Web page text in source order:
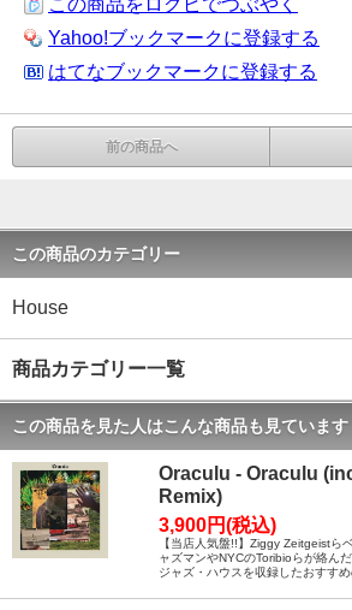
Yahoo!ブックマークに登録する
はてなブックマークに登録する
前の商品へ
この商品のカテゴリー
House
商品カテゴリー一覧
この商品を見た人はこんな商品も見ています
Oraculu - Oraculu
Remix)
3,900円(税込)
【当店人気盤!!】Ziggy Zeitgeistら
ャズマンやNYCのToribioらが絡ん
ジャズ・ハウスを収録したおすす